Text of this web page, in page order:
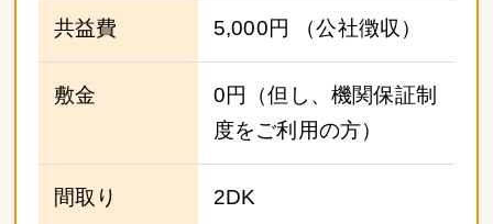
共益費 5,000円 （公社徴収）
敷金
0円（但し、機関保証制
度をご利用の方）
間取り 2DK